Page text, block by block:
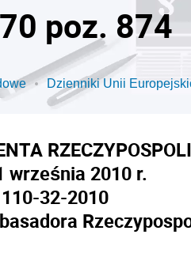
poz. 874
Dzienniki Unii
września 2010 r.
32-2010